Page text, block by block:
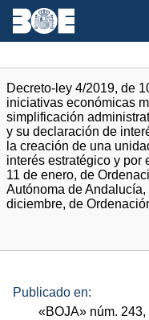
Decreto-ley 4/2019, de
iniciativas económicas
simplificación
y su declaración de
la creación de una
interés estratégico y por
11 de enero, de
Autónoma de
diciembre, de
Publicado en:
«BOJA» núm. 243,